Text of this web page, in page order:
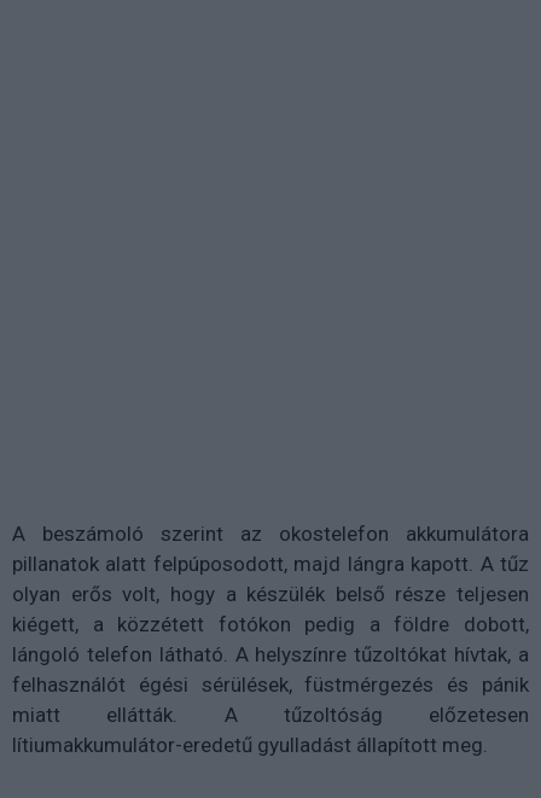
A beszámoló szerint az okostelefon akkumulátora
pillanatok alatt felpúposodott, majd lángra kapott. A tűz
olyan erős volt, hogy a készülék belső része teljesen
kiégett, a közzétett fotókon pedig a földre dobott,
lángoló telefon látható. A helyszínre tűzoltókat hívtak, a
felhasználót égési sérülések, füstmérgezés és pánik
miatt ellátták. A tűzoltóság előzetesen
lítiumakkumulátor-eredetű gyulladást állapított meg.